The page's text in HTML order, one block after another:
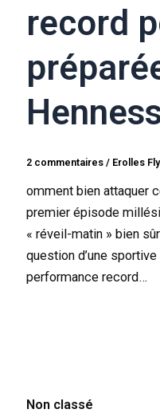
record
2 commentaires / Erolles
omment bien attaquer
premier épisode
« réveil-matin » bien
question d’une
performance record…
Non classé